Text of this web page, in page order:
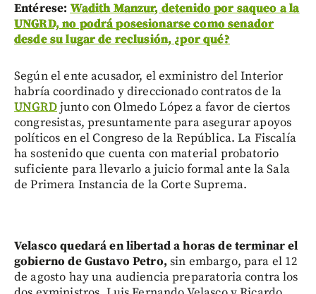
Entérese: Wadith Manzur, detenido por saqueo a la
UNGRD, no podrá posesionarse como senador
desde su lugar de reclusión, ¿por qué?
Según el ente acusador, el exministro del Interior
habría coordinado y direccionado contratos de la
UNGRDjunto con Olmedo López a favor de ciertos
congresistas, presuntamente para asegurar apoyos
políticos en el Congreso de la República. La Fiscalía
ha sostenido que cuenta con material probatorio
suficiente para llevarlo a juicio formal ante la Sala
de Primera Instancia de la Corte Suprema.
Velasco quedará en libertad a horas de terminar el
gobierno de Gustavo Petro, sin embargo, para el 12
de agosto hay una audiencia preparatoria contra los